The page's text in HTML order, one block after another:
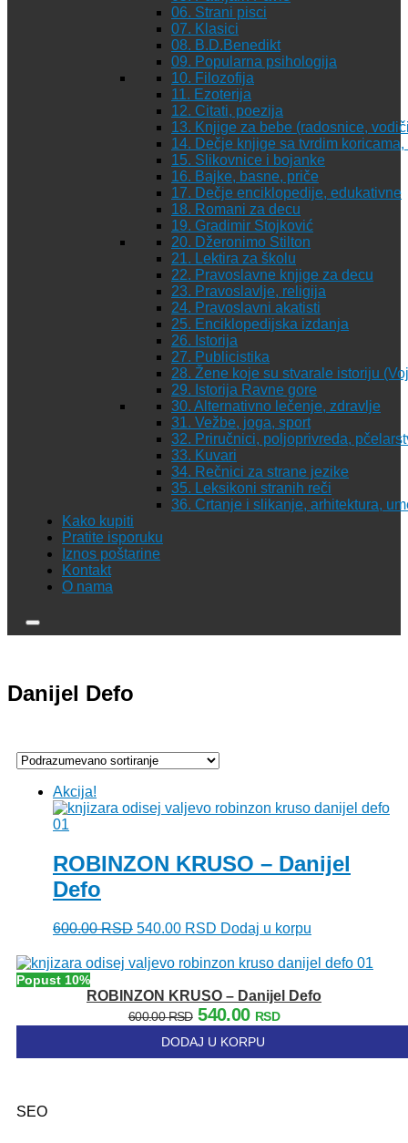
06. Strani pisci
07. Klasici
08. B.D.Benedikt
09. Popularna psihologija
10. Filozofija
11. Ezoterija
12. Citati, poezija
13. Knjige za bebe (radosnice,
14. Dečje knjige sa tvrdim
15. Slikovnice i bojanke
16. Bajke, basne, priče
17. Dečje enciklopedije, edukativne
18. Romani za decu
19. Gradimir Stojković
20. Džeronimo Stilton
21. Lektira za školu
22. Pravoslavne knjige za decu
23. Pravoslavlje, religija
24. Pravoslavni akatisti
25. Enciklopedijska izdanja
26. Istorija
27. Publicistika
28. Žene koje su stvarale istoriju
29. Istorija Ravne gore
30. Alternativno lečenje, zdravlje
31. Vežbe, joga, sport
32. Priručnici, poljoprivreda,
33. Kuvari
34. Rečnici za strane jezike
35. Leksikoni stranih reči
36. Crtanje i slikanje, arhitektura,
Kako kupiti
Pratite isporuku
Iznos poštarine
Kontakt
O nama
Danijel Defo
Akcija!
ROBINZON KRUSO – Danijel
Defo
600.00RSD Originalna
je
600.00 RSD.
540.00 RSD Trenutna
je:
Dodaj u korpu
Popust 10%
ROBINZON KRUSO – Danijel Defo
600.00RSD Originalna
cena
je
540.00 RSDTrenutna
je:
DODAJ U KORPU
SEO